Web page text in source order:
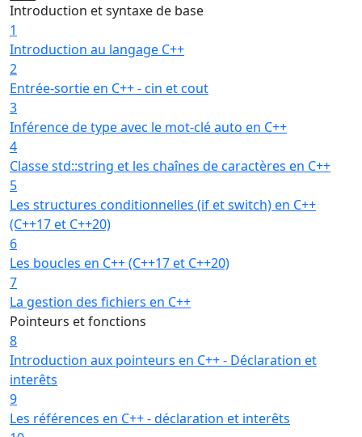
Introduction et syntaxe de base
1
Introduction au langage C++
2
Entrée-sortie en C++ - cin et cout
3
Inférence de type avec le mot-clé auto en C++
4
Classe std::string et les chaînes de caractères en C++
5
Les structures conditionnelles (if et switch) en C++
(C++17 et C++20)
6
Les boucles en C++ (C++17 et C++20)
7
La gestion des fichiers en C++
Pointeurs et fonctions
8
Introduction aux pointeurs en C++ - Déclaration et
interêts
9
Les références en C++ - déclaration et interêts